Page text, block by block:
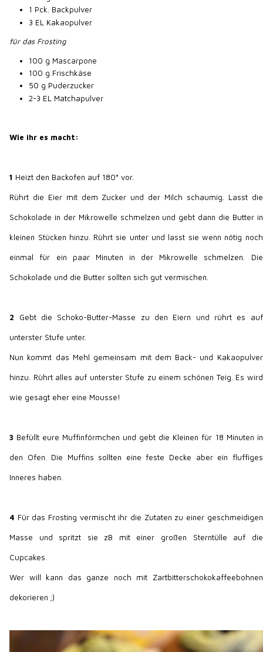
1 Pck. Backpulver
3 EL Kakaopulver
für das Frosting
100 g Mascarpone
100 g Frischkäse
50 g Puderzucker
2-3 EL Matchapulver
Wie ihr es macht:
1 Heizt den Backofen auf 180° vor.
Rührt die Eier mit dem Zucker und der Milch schaumig. Lasst die
Schokolade in der Mikrowelle schmelzen und gebt dann die Butter in
kleinen Stücken hinzu. Rührt sie unter und lasst sie wenn nötig noch
einmal für ein paar Minuten in der Mikrowelle schmelzen. Die
Schokolade und die Butter sollten sich gut vermischen.
2 Gebt die Schoko-Butter-Masse zu den Eiern und rührt es auf
unterster Stufe unter.
Nun kommt das Mehl gemeinsam mit dem Back- und Kakaopulver
hinzu. Rührt alles auf unterster Stufe zu einem schönen Teig. Es wird
wie gesagt eher eine Mousse!
3 Befüllt eure Muffinförmchen und gebt die Kleinen für 18 Minuten in
den Ofen. Die Muffins sollten eine feste Decke aber ein fluffiges
Inneres haben.
4 Für das Frosting vermischt ihr die Zutaten zu einer geschmeidigen
Masse und spritzt sie zB mit einer großen Sterntülle auf die
Cupcakes.
Wer will kann das ganze noch mit Zartbitterschokokaffeebohnen
dekorieren ;)